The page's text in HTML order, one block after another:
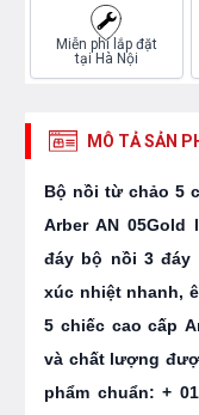
Miễn phí lắp đặt
tại Hà Nội
MÔ TẢ SẢN
Bộ nồi từ chảo 5
Arber AN
đáy bộ nồi 3 đáy
xúc nhiệt nhanh,
5 chiếc cao cấp
và chất lượng
phẩm chuẩn: +